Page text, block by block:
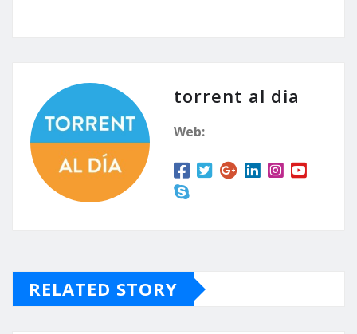
torrent al dia
Web:
RELATED STORY